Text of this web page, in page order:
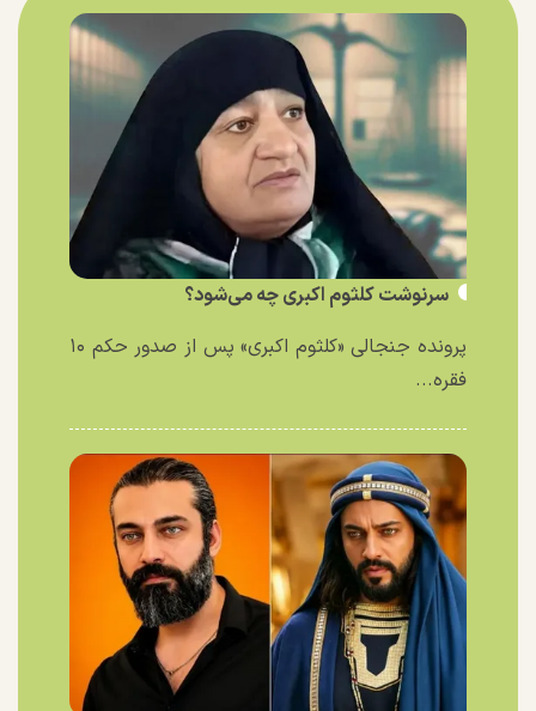
سرنوشت کلثوم اکبری چه می‌شود؟
پرونده جنجالی «کلثوم اکبری» پس از صدور حکم ۱۰
فقره...